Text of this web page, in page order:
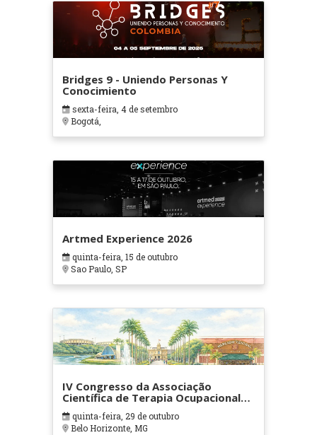
Bridges 9 - Uniendo Personas Y
Conocimiento
sexta-feira, 4 de setembro
Bogotá,
Artmed Experience 2026
quinta-feira, 15 de outubro
Sao Paulo, SP
IV Congresso da Associação
Científica de Terapia Ocupacional
em Contextos Hospitalares e
Cuidados Paliativos - ATOHOSP
quinta-feira, 29 de outubro
Belo Horizonte, MG